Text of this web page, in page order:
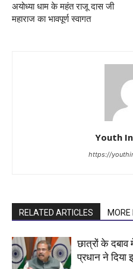
अयोध्या धाम के महंत राजू दास जी
महाराज का भावपूर्ण स्वागत
Youth
https://
RELATED ARTICLES MORE
छात्रों के दबाव
प्रधान ने दिया